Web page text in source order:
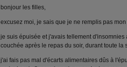
bonjour les filles,
excusez moi, je sais que je ne remplis pas
je suis épuisée et j'avais tellement
couchée après le repas du soir, durant toute la
j'ai fais pas mal d'écarts alimentaires dûs à